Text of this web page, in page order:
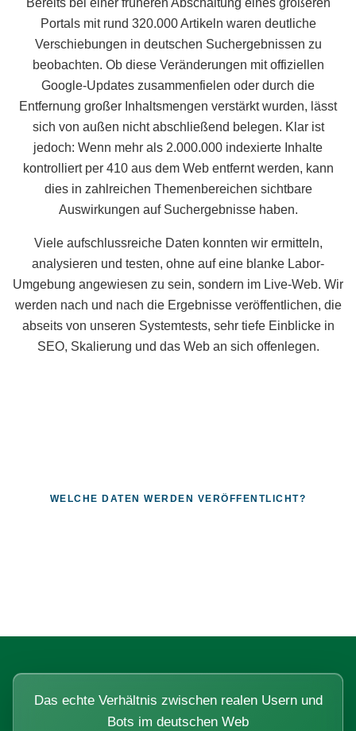
Bereits bei einer früheren Abschaltung eines größeren
Portals mit rund 320.000 Artikeln waren deutliche
Verschiebungen in deutschen Suchergebnissen zu
beobachten. Ob diese Veränderungen mit offiziellen
Google-Updates zusammenfielen oder durch die
Entfernung großer Inhaltsmengen verstärkt wurden, lässt
sich von außen nicht abschließend belegen. Klar ist
jedoch: Wenn mehr als 2.000.000 indexierte Inhalte
kontrolliert per 410 aus dem Web entfernt werden, kann
dies in zahlreichen Themenbereichen sichtbare
Auswirkungen auf Suchergebnisse haben.
Viele aufschlussreiche Daten konnten wir ermitteln,
analysieren und testen, ohne auf eine blanke Labor-
Umgebung angewiesen zu sein, sondern im Live-Web. Wir
werden nach und nach die Ergebnisse veröffentlichen, die
abseits von unseren Systemtests, sehr tiefe Einblicke in
SEO, Skalierung und das Web an sich offenlegen.
WELCHE DATEN WERDEN VERÖFFENTLICHT?
Das echte Verhältnis zwischen realen Usern und
Bots im deutschen Web